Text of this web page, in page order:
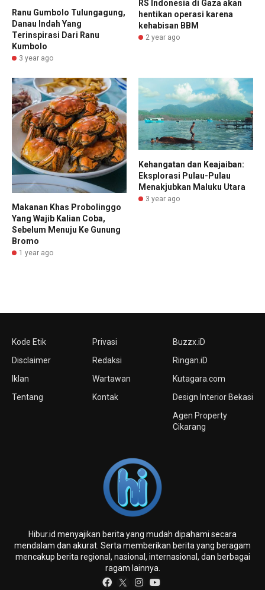
Ranu Gumbolo Tulungagung,
Danau Indah Yang
Terinspirasi Dari Ranu
Kumbolo
3 year ago
RS Indonesia di Gaza akan
hentikan operasi karena
kehabisan BBM
2 year ago
Makanan Khas Probolinggo
Yang Wajib Kalian Coba,
Sebelum Menuju Ke Gunung
Bromo
1 year ago
Kehangatan dan Keajaiban:
Eksplorasi Pulau-Pulau
Menakjubkan Maluku Utara
3 year ago
Kode Etik
Disclaimer
Iklan
Tentang
Privasi
Redaksi
Wartawan
Kontak
Buzzx.iD
Ringan.iD
Kutagara.com
Design Interior Bekasi
Agen Property
Cikarang
Hibur.id menyajikan berita yang mudah dipahami secara
mendalam dan akurat. Serta memberikan berita yang beragam
mencakup berita regional, nasional, internasional, dan berbagai
ragam lainnya.